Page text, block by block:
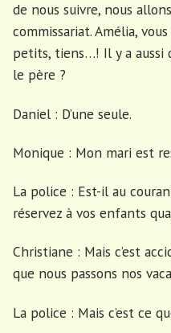
de nous suivre, nous
commissariat. Amélia,
petits, tiens…! Il y a aussi
le père ?
Daniel : D’une seule.
Monique : Mon mari est
La police : Est-il au
réservez à vos enfants
Christiane : Mais c’est
que nous passons nos
La police : Mais c’est ce